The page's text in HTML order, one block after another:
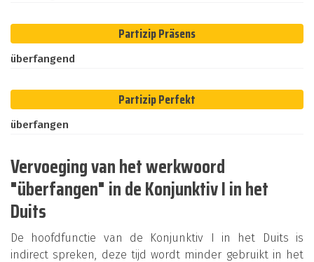
Partizip Präsens
überfangend
Partizip Perfekt
überfangen
Vervoeging van het werkwoord
"überfangen" in de Konjunktiv I in het
Duits
De hoofdfunctie van de Konjunktiv I in het Duits is
indirect spreken, deze tijd wordt minder gebruikt in het